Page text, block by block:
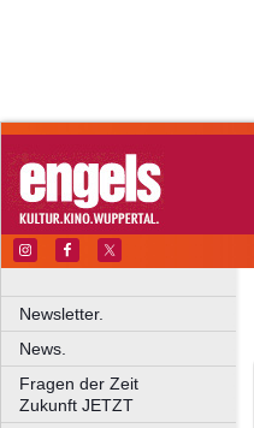
Newsletter.
News.
Fragen der Zeit
Zukunft JETZT